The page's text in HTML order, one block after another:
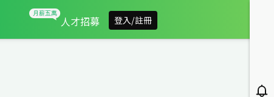
人才招募 登入/註冊